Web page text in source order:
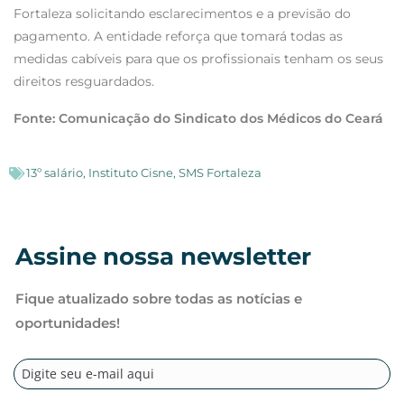
Fortaleza solicitando esclarecimentos e a previsão do
pagamento. A entidade reforça que tomará todas as
medidas cabíveis para que os profissionais tenham os seus
direitos resguardados.
Fonte: Comunicação do Sindicato dos Médicos do Ceará
13º salário, Instituto Cisne, SMS Fortaleza
Assine nossa newsletter
Fique atualizado sobre todas as notícias e
oportunidades!